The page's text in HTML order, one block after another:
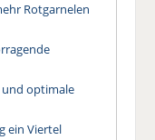
Rotgarnelen
und optimale
ein Viertel